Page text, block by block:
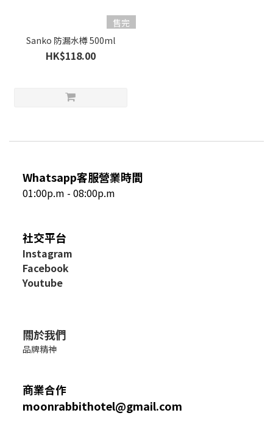
售完
Sanko 防漏水樽 500ml
HK$118.00
Whatsapp客服營業時間
01:00p.m - 08:00p.m
社交平台
Instagram
Facebook
Youtube
關於我們
品牌精神
商業合作
moonrabbithotel@gmail.com